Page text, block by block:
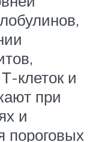
клеток и
при
и
пороговых